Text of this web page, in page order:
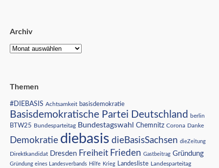
Archiv
Themen
#DIEBASIS Achtsamkeit basisdemokratie
Basisdemokratische Partei Deutschland berlin
BTW25 Bundesparteitag Bundestagswahl Chemnitz Corona Danke
Demokratie diebasis dieBasisSachsen dieZeitung
Direktkandidat Dresden Freiheit Frieden Gastbeitrag Gründung
Gründung eines Landesverbands Hilfe Krieg Landesliste Landesparteitag